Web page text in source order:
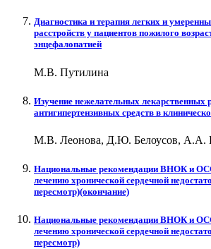
Диагностика и терапия легких и
расстройств у пациентов пожилого
энцефалопатией
М.В. Путилина
Изучение нежелательных лекарственных
антигипертензивных средств в
М.В. Леонова, Д.Ю. Белоусов, А.А.
Национальные рекомендации ВНОК и
лечению хронической сердечной
пересмотр)(окончание)
Национальные рекомендации ВНОК и
лечению хронической сердечной
пересмотр)